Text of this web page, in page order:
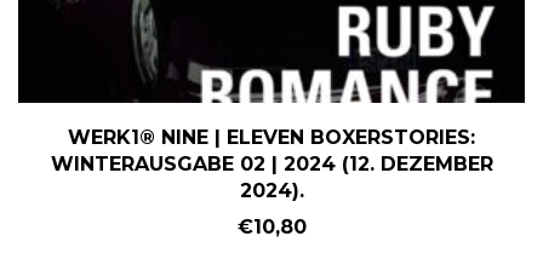
WERK1® NINE | ELEVEN BOXERSTORIES:
WINTERAUSGABE 02 | 2024 (12. DEZEMBER
2024).
€10,80